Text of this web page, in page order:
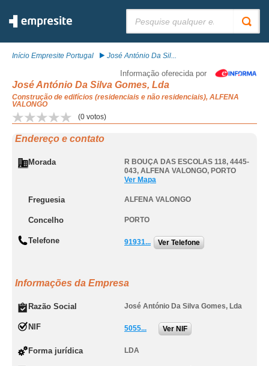
Início Empresite Portugal José António Da Sil...
Informação oferecida por
José António Da Silva Gomes, Lda
Construção de edifícios (residenciais e não residenciais), ALFENA
VALONGO
(0 votos)
Endereço e contato
Morada
R BOUÇA DAS ESCOLAS 118, 4445-
043, ALFENA VALONGO, PORTO
Ver Mapa
Freguesia ALFENA VALONGO
Concelho PORTO
Telefone 91931... Ver Telefone
Informações da Empresa
Razão Social José António Da Silva Gomes, Lda
NIF 5055... Ver NIF
Forma jurídica LDA